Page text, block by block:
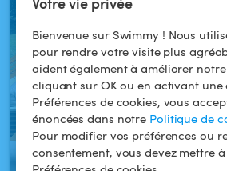
Bienvenue sur Swimmy ! Nous
pour rendre votre visite plus
aident également à améliorer notre
cliquant sur OK ou en activant une
Préférences de cookies, vous
énoncées dans notre Politique de
Pour modifier vos préférences ou
consentement, vous devez mettre